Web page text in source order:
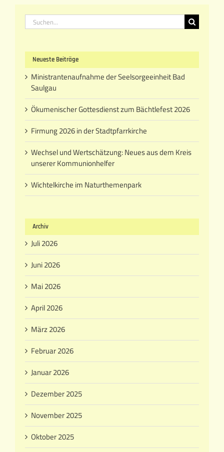
Suche
nach:
Neueste Beiträge
Ministrantenaufnahme der Seelsorgeeinheit Bad
Saulgau
Ökumenischer Gottesdienst zum Bächtlefest 2026
Firmung 2026 in der Stadtpfarrkirche
Wechsel und Wertschätzung: Neues aus dem Kreis
unserer Kommunionhelfer
Wichtelkirche im Naturthemenpark
Archiv
Juli 2026
Juni 2026
Mai 2026
April 2026
März 2026
Februar 2026
Januar 2026
Dezember 2025
November 2025
Oktober 2025